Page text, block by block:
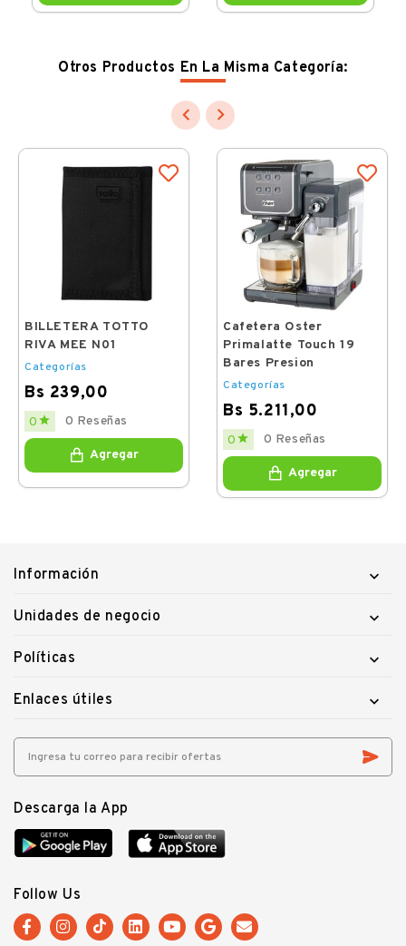
Otros Productos En La Misma Categoría:
 
BILLETERA TOTTO
RIVA MEE N01
Categorías
Bs 239,00
Price
0  0 Reseñas
Agregar
Cafetera Oster
Primalatte Touch 19
Bares Presion
Categorías
Bs 5.211,00
Price
0  0 Reseñas
Agregar
Información 
Unidades de negocio 
Políticas 
Enlaces útiles 
Descarga la App
Follow Us